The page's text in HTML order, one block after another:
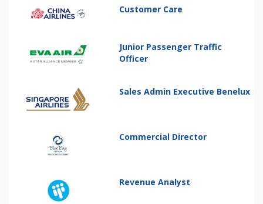
Customer Care
Junior Passenger Traffic
Officer
Sales Admin Executive Benelux
Commercial Director
Revenue Analyst